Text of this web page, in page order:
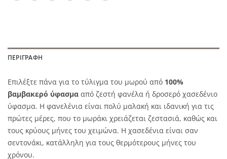
ΠΕΡΙΓΡΑΦΉ
Επιλέξτε πάνα για το τύλιγμα του μωρού από 100%
βαμβακερό ύφασμα από ζεστή φανέλα ή δροσερό χασεδένιο
ύφασμα. Η φανελένια είναι πολύ μαλακή και ιδανική για τις
πρώτες μέρες, που το μωράκι χρειάζεται ζεστασιά, καθώς και
τους κρύους μήνες του χειμώνα. Η χασεδένια είναι σαν
σεντονάκι, κατάλληλη για τους θερμότερους μήνες του
χρόνου.